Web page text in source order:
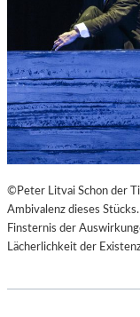
©Peter Litvai Schon der
Ambivalenz dieses
Finsternis der
Lächerlichkeit der